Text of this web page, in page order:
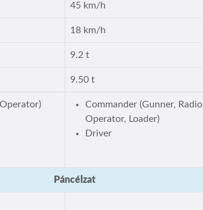
45 km/h
18 km/h
9.2 t
9.50 t
Commander (Gunner, Radio
Operator, Loader)
Driver
Páncélzat